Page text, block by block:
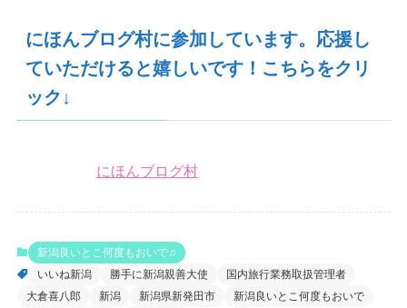
にほんブログ村に参加しています。応援し
ていただけると嬉しいです！こちらをクリ
ック↓
にほんブログ村
新潟良いとこ何度もおいで♫
いいね新潟
勝手に新潟親善大使
国内旅行業務取扱管理者
大倉喜八郎
新潟 新潟県新発田市 新潟良いとこ何度もおいで